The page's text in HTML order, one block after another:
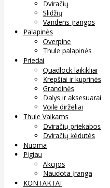
Dviračių
Slidžių
Vandens įrangos
Palapinės
Overpine
Thule palapinės
Priedai
Quadlock laikikliai
Krepšiai ir kuprinės
Grandinės
Dalys ir aksesuarai
Voile dirželiai
Thule Vaikams
Dviračių priekabos
Dviračių kėdutės
Nuoma
Pigiau
Akcijos
Naudota įranga
KONTAKTAI